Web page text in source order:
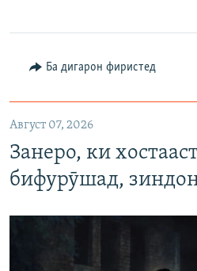
Ба дигарон фиристед
Август 07, 2026
Занеро, ки
бифурӯшад,